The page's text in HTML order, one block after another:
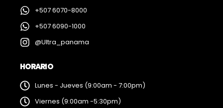
+507 6070-8000
+507 6090-1000
@Ultra_panama
HORARIO
Lunes - Jueves (9:00am - 7:00pm)
Viernes (9:00am -5:30pm)